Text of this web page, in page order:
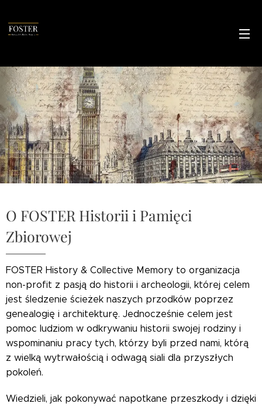
O FOSTER Historii i Pamięci
Zbiorowej
FOSTER History & Collective Memory to organizacja
non-profit z pasją do historii i archeologii, której celem
jest śledzenie ścieżek naszych przodków poprzez
genealogię i architekturę. Jednocześnie celem jest
pomoc ludziom w odkrywaniu historii swojej rodziny i
wspominaniu pracy tych, którzy byli przed nami, którą
z wielką wytrwałością i odwagą siali dla przyszłych
pokoleń.
Wiedzieli, jak pokonywać napotkane przeszkody i dzięki